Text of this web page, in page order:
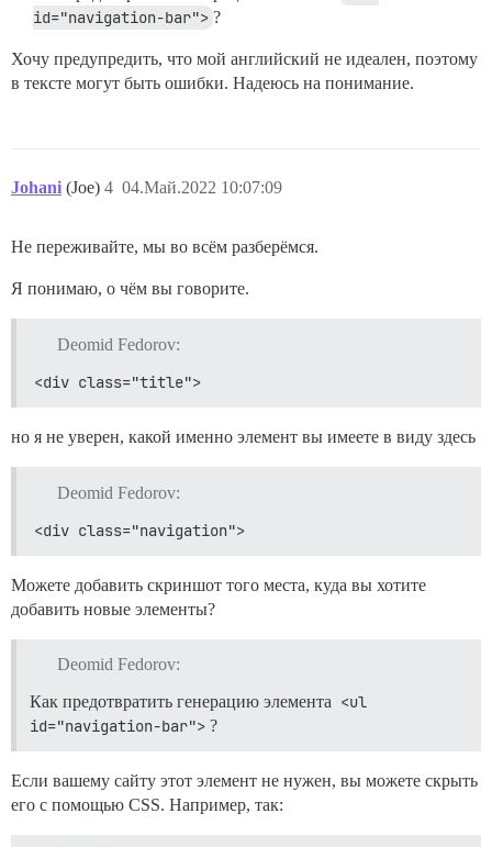
id="navigation-bar"> ?
Хочу предупредить, что мой английский не идеален, поэтому
в тексте могут быть ошибки. Надеюсь на понимание.
Johani (Joe) 04.Май.2022 10:07:09
4
Не переживайте, мы во всём разберёмся.
Я понимаю, о чём вы говорите.
Deomid Fedorov:
<div class="title">
но я не уверен, какой именно элемент вы имеете в виду здесь
Deomid Fedorov:
<div class="navigation">
Можете добавить скриншот того места, куда вы хотите
добавить новые элементы?
Deomid Fedorov:
Как предотвратить генерацию элемента <ul
id="navigation-bar"> ?
Если вашему сайту этот элемент не нужен, вы можете скрыть
его с помощью CSS. Например, так: